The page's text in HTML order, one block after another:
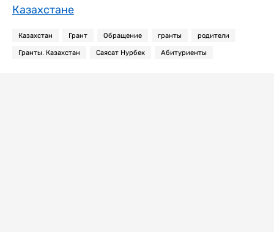
Казахстане
Казахстан Грант Обращение гранты родители
Гранты. Казахстан Саясат Нурбек Абитуриенты